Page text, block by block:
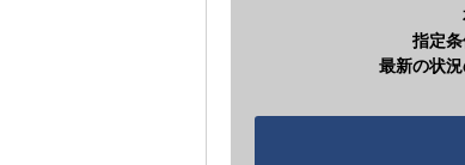
指定
最新の状